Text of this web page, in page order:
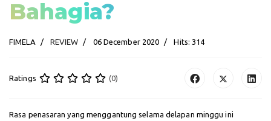
Bahagia?
FIMELA REVIEW 06 December 2020 Hits: 314
Ratings (0)
Rasa penasaran yang menggantung selama delapan minggu ini